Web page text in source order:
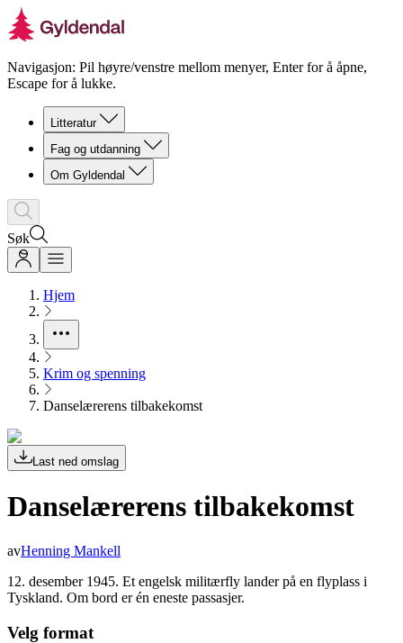
Navigasjon: Pil høyre/venstre mellom menyer, Enter for å åpne,
Escape for å lukke.
Litteratur
Fag og utdanning
Om Gyldendal
Søk
Hjem
Krim og spenning
Danselærerens tilbakekomst
Last ned omslag
Danselærerens tilbakekomst
avHenning Mankell
12. desember 1945. Et engelsk militærfly lander på en flyplass i
Tyskland. Om bord er én eneste passasjer.
Velg format